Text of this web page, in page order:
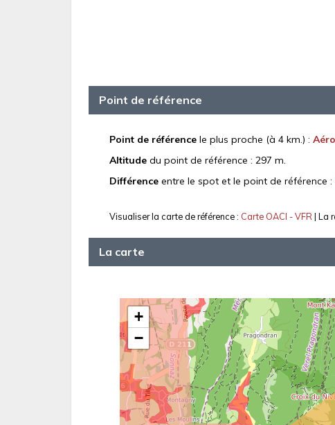
Point de référence
Point de référence le plus proche (à 4 km.) :
Altitude du point de référence : 297 m.
Différence entre le spot et le point de référence :
Visualiser la carte de référence : Carte OACI - VFR | La
La carte